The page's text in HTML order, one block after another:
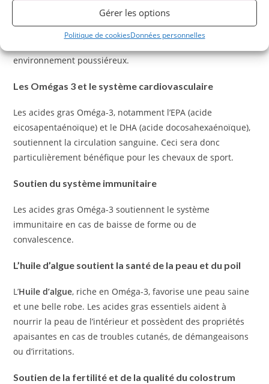
Gérer les options
Politique de cookiesDonnées personnelles
respiratoire en environnement poussiéreux
L’Huile d’alguesest une aide en cas d’inconfort respiratoire
environnement poussiéreux.
Les Omégas 3 et le système cardiovasculaire
Les acides gras Oméga-3, notamment l’EPA (acide
eicosapentaénoïque) et le DHA (acide docosahexaénoïque),
soutiennent la circulation sanguine. Ceci sera donc
particulièrement bénéfique pour les chevaux de sport.
Soutien du système immunitaire
Les acides gras Oméga-3 soutiennent le système
immunitaire en cas de baisse de forme ou de
convalescence.
L’huile d’algue soutient la santé de la peau et du poil
L’Huile d’algue, riche en Oméga-3, favorise une peau saine
et une belle robe. Les acides gras essentiels aident à
nourrir la peau de l’intérieur et possèdent des propriétés
apaisantes en cas de troubles cutanés, de démangeaisons
ou d’irritations.
Soutien de la fertilité et de la qualité du colostrum